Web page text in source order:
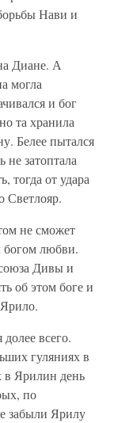
Нави и
Диане. А
могла
и бог
та хранила
Белее пытался
не затоптала
тогда от удара
Светлояр.
не сможет
богом любви.
Дивы и
об этом боге и
всего.
гуляниях в
в Ярилин день
по
забыли Ярилу